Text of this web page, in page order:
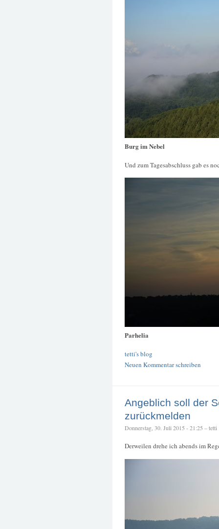
Burg im Nebel
Und zum Tagesabschluss gab es
Parhelia
tetti's blog
Neuen Kommentar schreiben
Angeblich soll der
zurückmelden
Donnerstag, 30. Juli 2015 - 21:25 – tetti
Derweilen drehe ich abends im